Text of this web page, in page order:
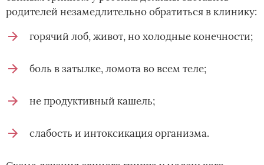
родителей незамедлительно обратиться в клинику:
горячий лоб, живот, но холодные конечности;
боль в затылке, ломота во всем теле;
не продуктивный кашель;
слабость и интоксикация организма.